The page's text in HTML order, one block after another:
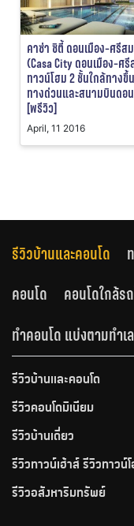
คาซ่า ซิตี้ ดอนเมือง-ศรีส
(Casa City ดอนเมือง-ศ
ทาวน์โฮม 2 ชั้นใกล้ทางขึ้
ทางด่วนและสนามบินดอ
[พรีวิว]
April, 11 2016
รีวิวบ้านและคอนโด
คอนโด
คอนโดใกล้ร
ทำคอนโด แบ่งตามทำเ
รีวิวบ้านและคอนโด
รีวิวคอนโดมิเนียม
รีวิวบ้านเดี่ยว
รีวิวทาวน์เฮ้าส์ รีวิวทาวน์
รีวิวอสังหาริมทรัพย์